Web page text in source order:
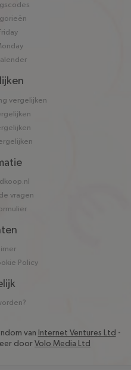
vergelijken
vragen
Policy
van Internet Ventures Ltd -
door Volo Media Ltd